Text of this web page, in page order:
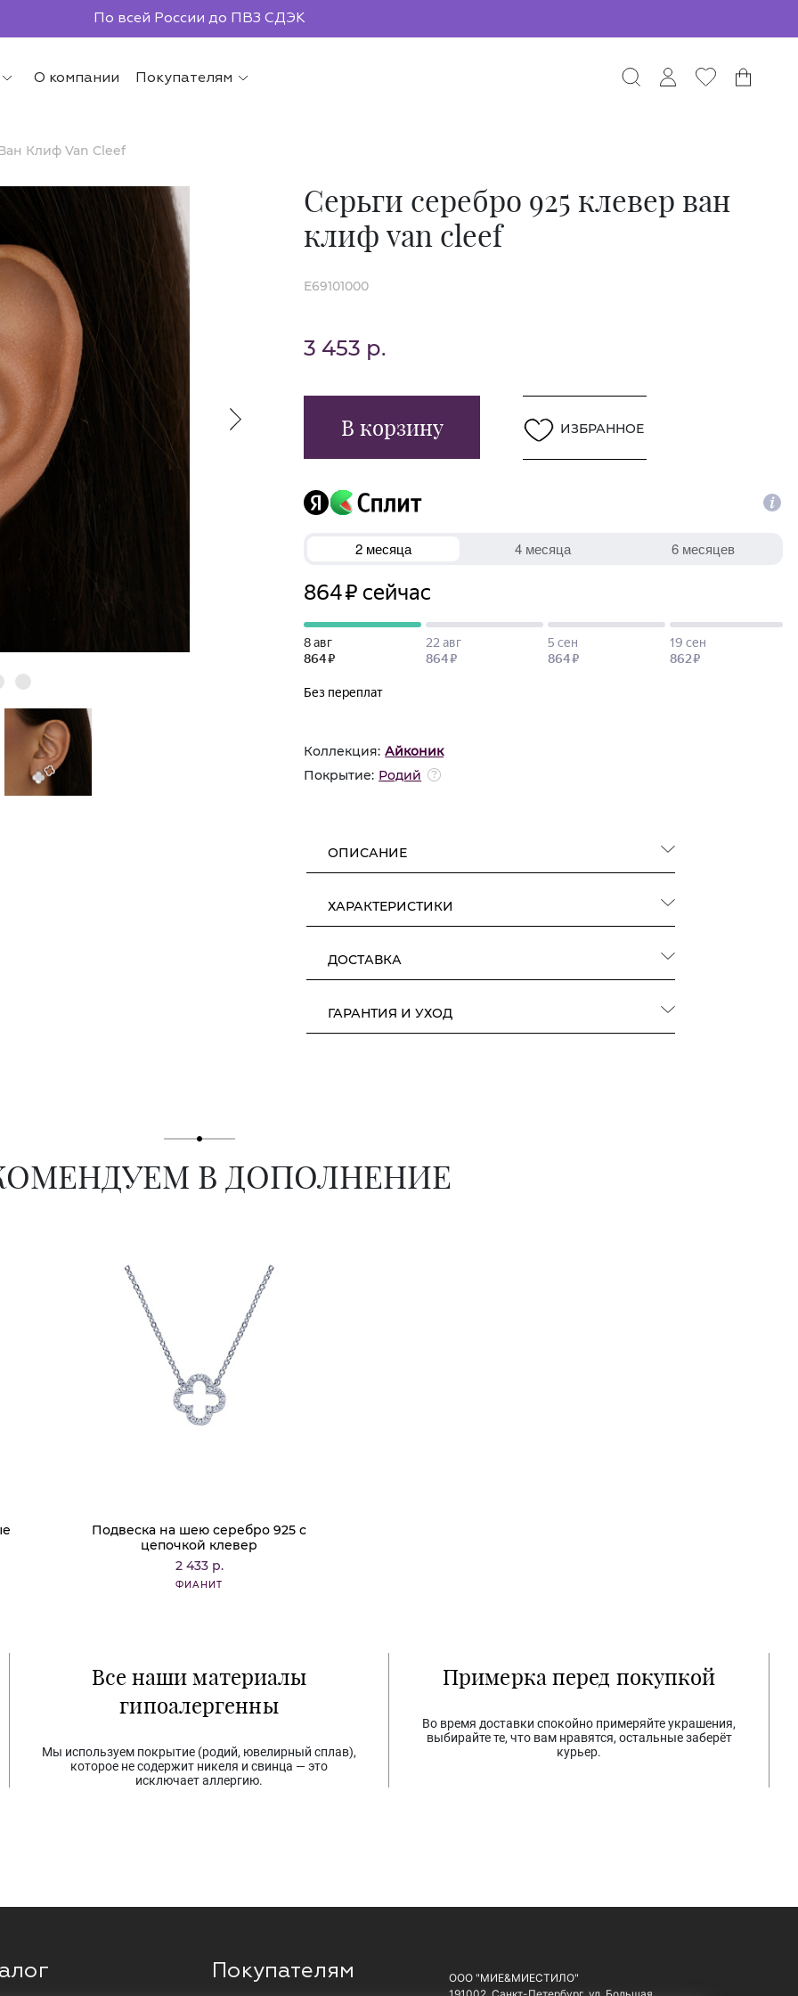
По всей России до ПВЗ СДЭК
О компании Покупателям
Клиф Van Cleef
Серьги серебро 925 клевер ван
клиф van cleef
E69101000
3 453 р.
В корзину ИЗБРАННОЕ
Коллекция: Айконик
Покрытие: Родий
ОПИСАНИЕ
ХАРАКТЕРИСТИКИ
ДОСТАВКА
ГАРАНТИЯ И УХОД
В ДОПОЛНЕНИЕ
Подвеска на шею серебро 925 с
цепочкой клевер
2 433 р.
ФИАНИТ
Все наши материалы
гипоалергенны
Мы используем покрытие (родий, ювелирный сплав),
которое не содержит никеля и свинца — это
исключает аллергию.
Примерка перед покупкой
Во время доставки спокойно примеряйте украшения,
выбирайте те, что вам нравятся, остальные заберёт
курьер.
Покупателям
ООО "МИЕ&МИЕСТИЛО"